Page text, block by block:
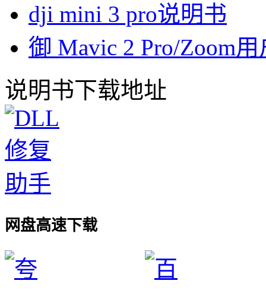
dji mini 3 pro说明书
御 Mavic 2 Pro/Zoom
说明书下载地址
网盘高速下载